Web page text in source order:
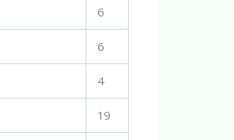
6
6
4
19